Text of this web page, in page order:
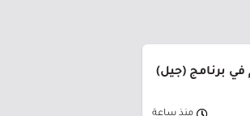
في برنامج (جيل)